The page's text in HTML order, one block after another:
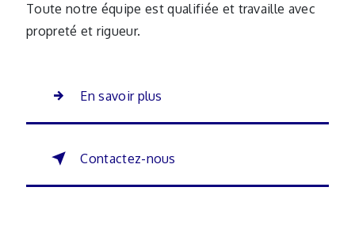
Toute notre équipe est qualifiée et travaille avec
propreté et rigueur.
En savoir plus
Contactez-nous